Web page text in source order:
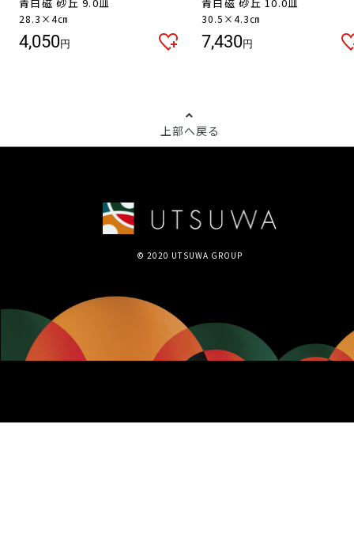
28.3×4㎝
4,050円
30.5×4.3㎝
7,430円
上部へ戻る
© 2020 UTSUWA GROUP